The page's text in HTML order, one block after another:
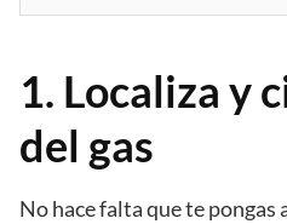
1. Localiza y
del gas
No hace falta que te pongas